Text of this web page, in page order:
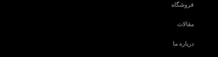
فروشگاه
مقالات
درباره ما